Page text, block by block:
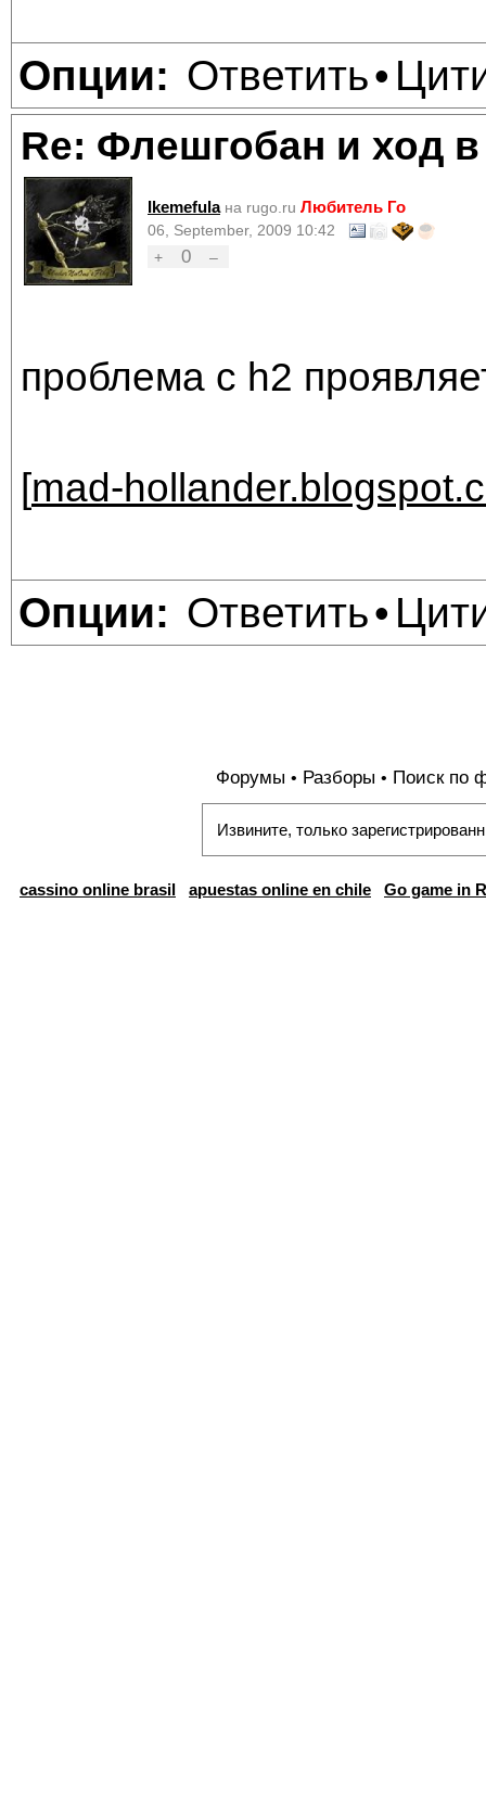
Опции: Ответить•
Re: Флешгобан и ход в
Ikemefula на rugo.ru Любитель Го
06, September, 2009 10:42
+
0 –
проблема с h2
[mad-
Опции: Ответить•
Форумы • Разборы • Поиск по
Извините, только
cassino online brasil apuestas online en chile Go game in